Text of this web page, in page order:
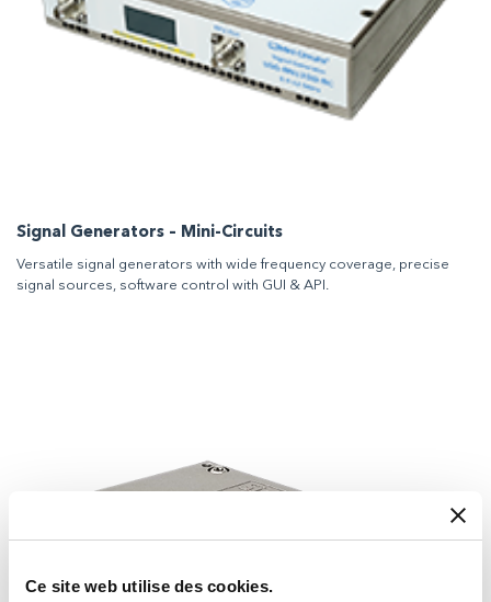
Ce site web utilise des cookies.
Signal Generators – Mini-Circuits
Versatile signal generators with wide frequency coverage, precise
signal sources, software control with GUI & API.